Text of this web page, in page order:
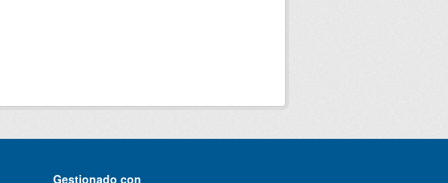
Gestionado con